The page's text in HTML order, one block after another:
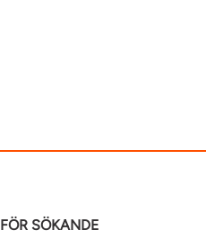
FÖR SÖKANDE